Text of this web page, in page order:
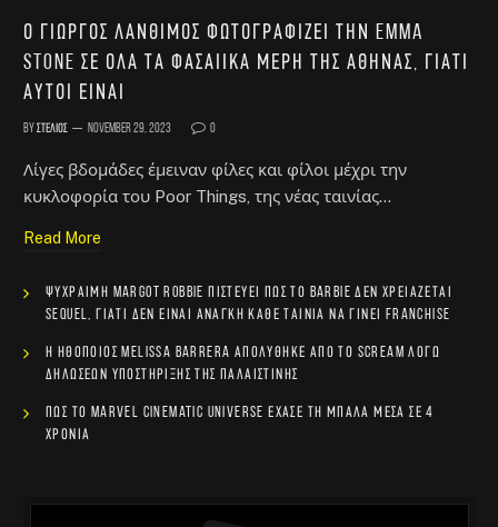
Ο Γιώργος Λάνθιμος φωτογραφίζει την Emma
Stone σε όλα τα φασαίικα μέρη της Αθήνας, γιατί
αυτοί είναι
ByΣτέλιος November 29, 2023 0
Λίγες βδομάδες έμειναν φίλες και φίλοι μέχρι την
κυκλοφορία του Poor Things, της νέας ταινίας…
Read More
Ψύχραιμη Margot Robbie πιστεύει πως το Barbie δεν χρειάζεται
sequel, γιατί δεν είναι ανάγκη κάθε ταινία να γίνει franchise
Η ηθοποιός Melissa Barrera απολύθηκε από το Scream λόγω
δηλώσεων υποστήριξης της Παλαιστίνης
Πώς το Marvel Cinematic Universe έχασε τη μπάλα μέσα σε 4
χρόνια